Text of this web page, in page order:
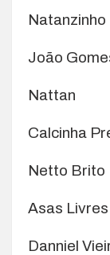
Natanzinho
João
Nattan
Calcinha
Netto Brito
Asas Livres
Danniel